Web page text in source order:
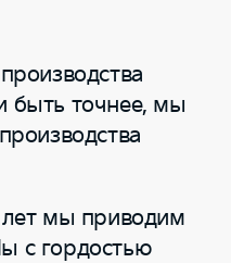
быть точнее, мы
мы приводим
с гордостью